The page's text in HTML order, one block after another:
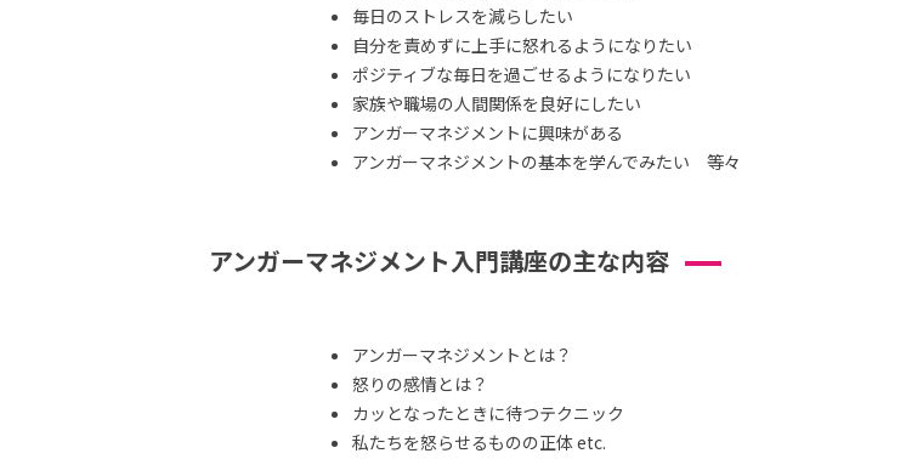
毎日のストレスを減らしたい
自分を責めずに上手に怒れるようになりたい
ポジティブな毎日を過ごせるようになりたい
家族や職場の人間関係を良好にしたい
アンガーマネジメントに興味がある
アンガーマネジメントの基本を学んでみたい 等々
アンガーマネジメント入門講座の主な内容
アンガーマネジメントとは？
怒りの感情とは？
カッとなったときに待つテクニック
私たちを怒らせるものの正体 etc.